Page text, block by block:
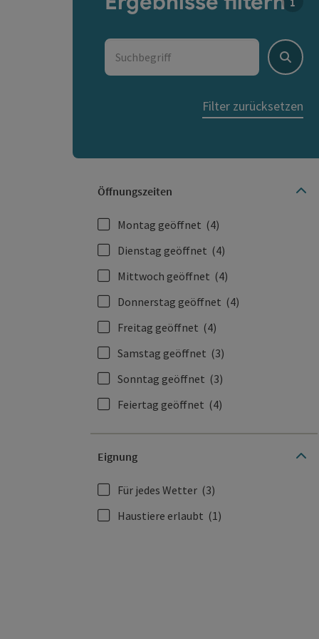
Suchbegriff
Suchen
Filter zurücksetzen
Öffnungszeiten
Montag geöffnet (4)
Dienstag geöffnet (4)
Mittwoch geöffnet (4)
Donnerstag geöffnet (4)
Freitag geöffnet (4)
Samstag geöffnet (3)
Sonntag geöffnet (3)
Feiertag geöffnet (4)
Eignung
Für jedes Wetter (3)
Haustiere erlaubt (1)